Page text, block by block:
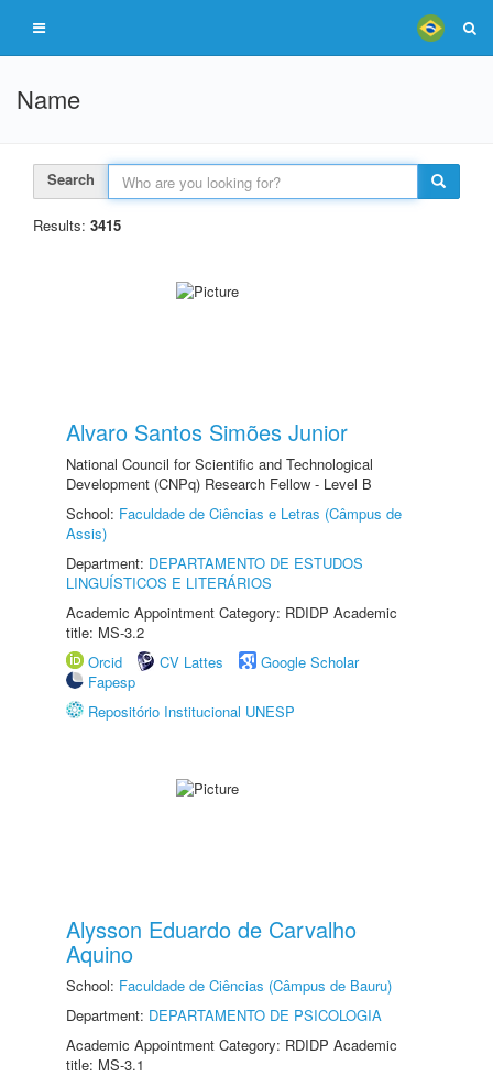
Name
Search
Results: 3415
Alvaro Santos Simões Junior
National Council for Scientific and Technological
Development (CNPq) Research Fellow - Level B
School: Faculdade de Ciências e Letras (Câmpus de
Assis)
Department: DEPARTAMENTO DE ESTUDOS
LINGUÍSTICOS E LITERÁRIOS
Academic Appointment Category: RDIDP Academic
title: MS-3.2
Orcid
CV Lattes
Google Scholar
Fapesp
Repositório Institucional UNESP
Alysson Eduardo de Carvalho
Aquino
School: Faculdade de Ciências (Câmpus de Bauru)
Department: DEPARTAMENTO DE PSICOLOGIA
Academic Appointment Category: RDIDP Academic
title: MS-3.1